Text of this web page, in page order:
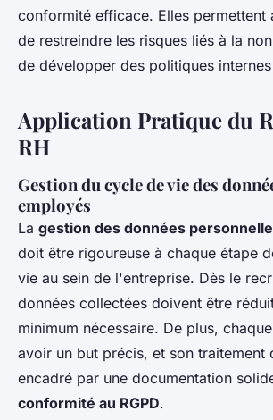
conformité efficace. Elles permettent
de restreindre les risques liés à la
de développer des politiques
Application Pratique du
RH
Gestion du cycle de vie des
employés
La gestion des données
doit être rigoureuse à chaque étape
vie au sein de l'entreprise. Dès le
données collectées doivent être
minimum nécessaire. De plus,
avoir un but précis, et son traitement
encadré par une documentation
conformité au RGPD.